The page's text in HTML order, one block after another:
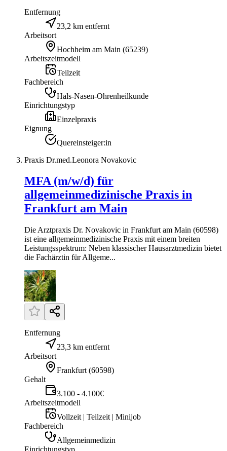
Entfernung
23,2 km entfernt
Arbeitsort
Hochheim am Main (65239)
Arbeitszeitmodell
Teilzeit
Fachbereich
Hals-Nasen-Ohrenheilkunde
Einrichtungstyp
Einzelpraxis
Eignung
Quereinsteiger:in
Praxis Dr.med.Leonora Novakovic
MFA (m/w/d) für
allgemeinmedizinische Praxis in
Frankfurt am Main
Die Arztpraxis Dr. Novakovic in Frankfurt am Main (60598)
ist eine allgemeinmedizinische Praxis mit einem breiten
Leistungsspektrum: Neben klassischer Hausarztmedizin bietet
die Fachärztin für Allgeme...
Entfernung
23,3 km entfernt
Arbeitsort
Frankfurt (60598)
Gehalt
3.100 - 4.100€
Arbeitszeitmodell
Vollzeit | Teilzeit | Minijob
Fachbereich
Allgemeinmedizin